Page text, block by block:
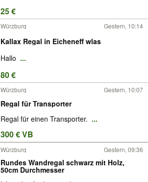
25 €
Würzburg Gestern, 10:14
Kallax Regal in Eicheneff wlas
Hallo ...
80 €
Würzburg Gestern, 10:07
Regal für Transporter
Regal für einen Transporter. ...
300 € VB
Würzburg Gestern, 09:36
Rundes Wandregal schwarz mit Holz,
50cm Durchmesser